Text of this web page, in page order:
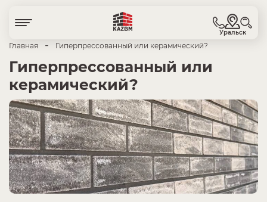
Уральск
Главная - Гиперпрессованный или керамический?
Гиперпрессованный или
керамический?